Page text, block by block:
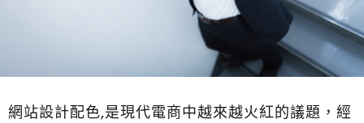
網站設計配色,是現代電商中越來越火紅的議題，經